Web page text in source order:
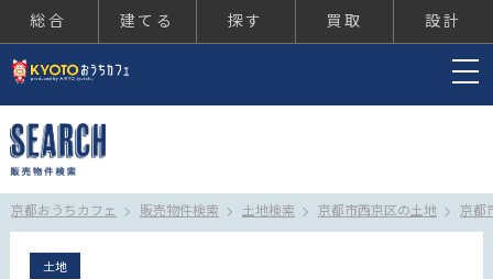
総合 建てる 探す 買取 設計
京都おうちカフェ 販売物件検索 土地検索 京都市西京区の土地 京都
土地